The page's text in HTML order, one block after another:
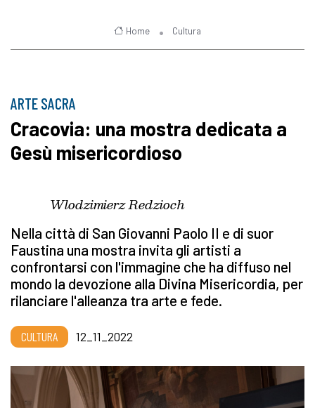
Home Cultura
ARTE SACRA
Cracovia: una mostra dedicata a
Gesù misericordioso
Wlodzimierz Redzioch
Nella città di San Giovanni Paolo II e di suor
Faustina una mostra invita gli artisti a
confrontarsi con l'immagine che ha diffuso nel
mondo la devozione alla Divina Misericordia, per
rilanciare l'alleanza tra arte e fede.
CULTURA 12_11_2022